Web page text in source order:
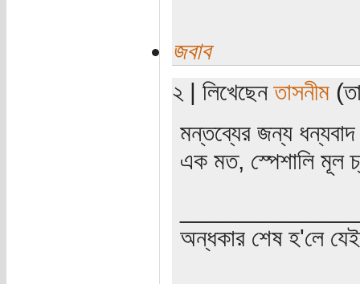
জবাব
২ | লিখেছেনতাসনীম
মন্তব্যের জন্য
এক মত, স্পেশালি মূল
অন্ধকার শেষ হ'লে